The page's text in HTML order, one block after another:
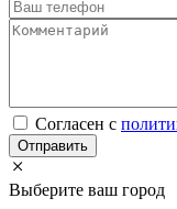
Cогласен с
Отправить
Выберите ваш город